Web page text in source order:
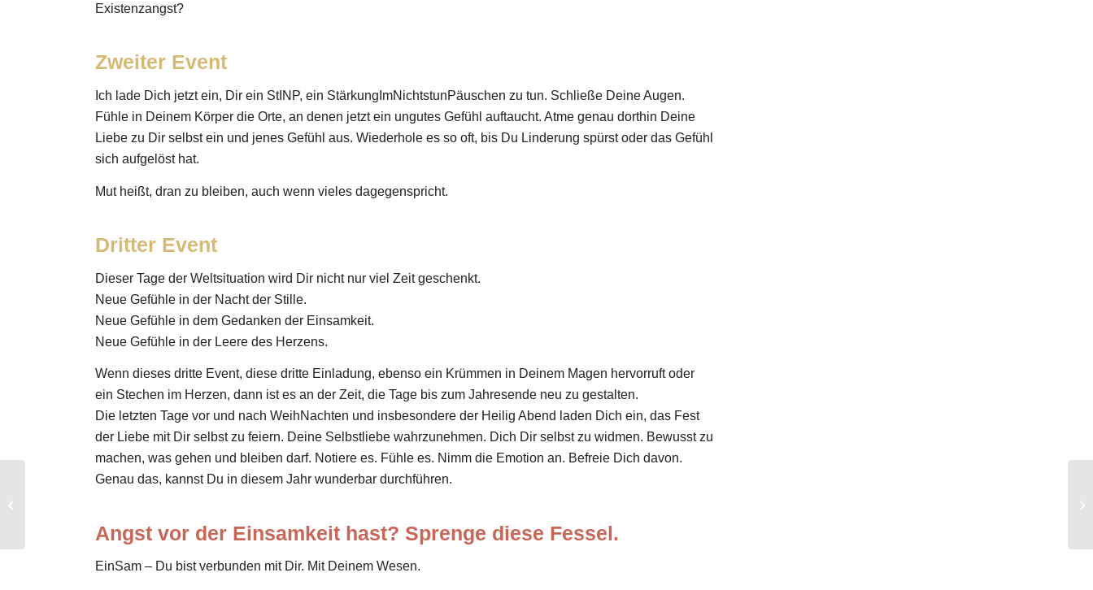
Existenzangst?
Zweiter Event
Ich lade Dich jetzt ein, Dir ein StINP, ein StärkungImNichtstunPäuschen zu tun. Schließe Deine Augen.
Fühle in Deinem Körper die Orte, an denen jetzt ein ungutes Gefühl auftaucht. Atme genau dorthin Deine
Liebe zu Dir selbst ein und jenes Gefühl aus. Wiederhole es so oft, bis Du Linderung spürst oder das Gefühl
sich aufgelöst hat.
Mut heißt, dran zu bleiben, auch wenn vieles dagegenspricht.
Dritter Event
Dieser Tage der Weltsituation wird Dir nicht nur viel Zeit geschenkt.
Neue Gefühle in der Nacht der Stille.
Neue Gefühle in dem Gedanken der Einsamkeit.
Neue Gefühle in der Leere des Herzens.
Wenn dieses dritte Event, diese dritte Einladung, ebenso ein Krümmen in Deinem Magen hervorruft oder
ein Stechen im Herzen, dann ist es an der Zeit, die Tage bis zum Jahresende neu zu gestalten.
Die letzten Tage vor und nach WeihNachten und insbesondere der Heilig Abend laden Dich ein, das Fest
der Liebe mit Dir selbst zu feiern. Deine Selbstliebe wahrzunehmen. Dich Dir selbst zu widmen. Bewusst zu
machen, was gehen und bleiben darf. Notiere es. Fühle es. Nimm die Emotion an. Befreie Dich davon.
Genau das, kannst Du in diesem Jahr wunderbar durchführen.
Angst vor der Einsamkeit hast? Sprenge diese Fessel.
EinSam – Du bist verbunden mit Dir. Mit Deinem Wesen.
2020 – Schenke mit